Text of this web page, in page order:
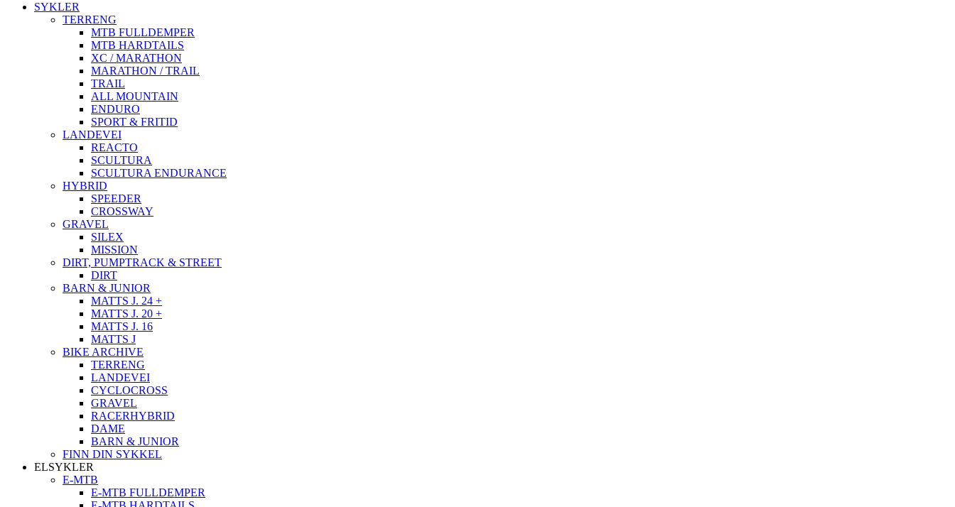
SYKLER
TERRENG
MTB FULLDEMPER
MTB HARDTAILS
XC / MARATHON
MARATHON / TRAIL
TRAIL
ALL MOUNTAIN
ENDURO
SPORT & FRITID
LANDEVEI
REACTO
SCULTURA
SCULTURA ENDURANCE
HYBRID
SPEEDER
CROSSWAY
GRAVEL
SILEX
MISSION
DIRT, PUMPTRACK & STREET
DIRT
BARN & JUNIOR
MATTS J. 24 +
MATTS J. 20 +
MATTS J. 16
MATTS J
BIKE ARCHIVE
TERRENG
LANDEVEI
CYCLOCROSS
GRAVEL
RACERHYBRID
DAME
BARN & JUNIOR
FINN DIN SYKKEL
ELSYKLER
E-MTB
E-MTB FULLDEMPER